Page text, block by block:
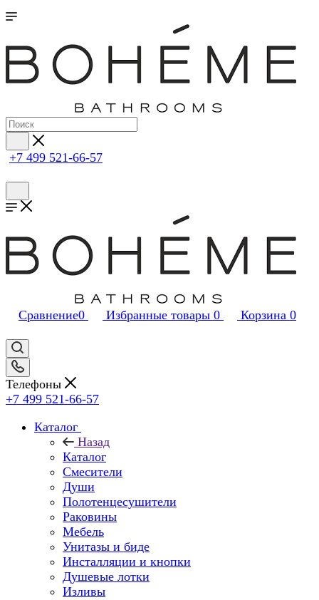
+7 499 521-66-57
Сравнение0 Избранные товары 0 Корзина 0
Телефоны
+7 499 521-66-57
Каталог
Назад
Каталог
Смесители
Души
Полотенцесушители
Раковины
Мебель
Унитазы и биде
Инсталляции и кнопки
Душевые лотки
Изливы